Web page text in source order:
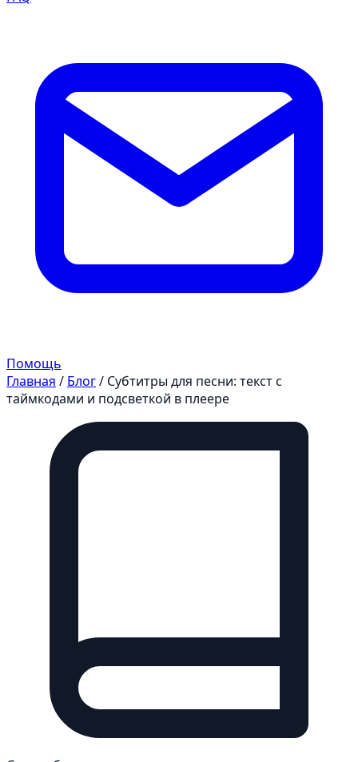
Помощь
Главная / Блог/ Субтитры для песни: текст с
таймкодами и подсветкой в плеере